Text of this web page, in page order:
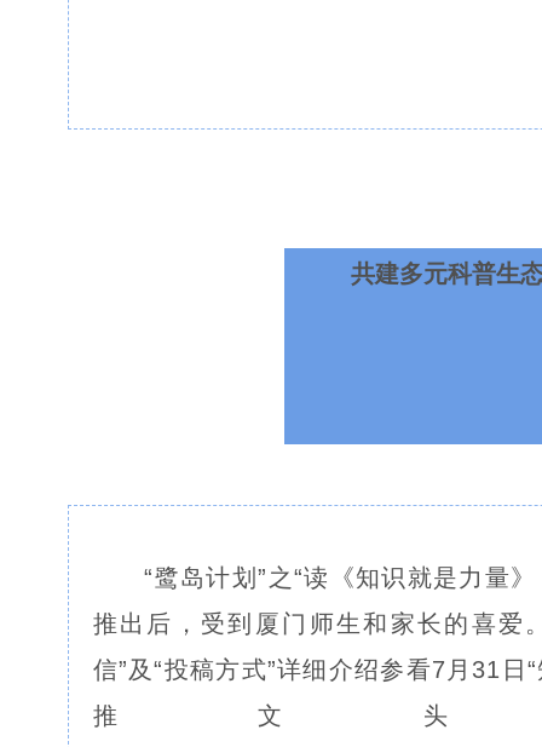
共建多元科普生
“鹭岛计划”之“读《知识就是力量
推出后，受到厦门师生和家长的喜爱
信”及“投稿方式”详细介绍参看7月31日
推文头